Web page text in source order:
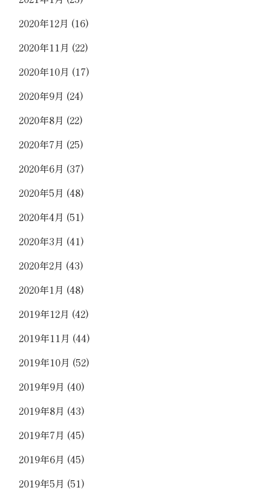
2020年12月 (16)
2020年11月 (22)
2020年10月 (17)
2020年9月 (24)
2020年8月 (22)
2020年7月 (25)
2020年6月 (37)
2020年5月 (48)
2020年4月 (51)
2020年3月 (41)
2020年2月 (43)
2020年1月 (48)
2019年12月 (42)
2019年11月 (44)
2019年10月 (52)
2019年9月 (40)
2019年8月 (43)
2019年7月 (45)
2019年6月 (45)
2019年5月 (51)